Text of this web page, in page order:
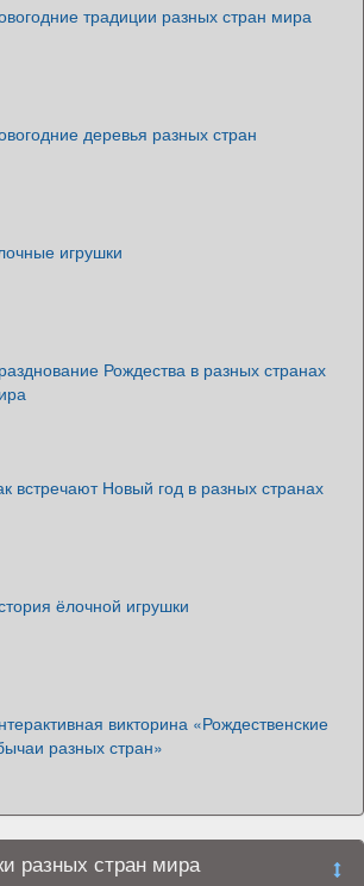
традиции разных стран мира
деревья разных стран
игрушки
Рождества в разных странах
встречают Новый год в разных странах
ёлочной игрушки
викторина «Рождественские
разных стран»
разных стран мира